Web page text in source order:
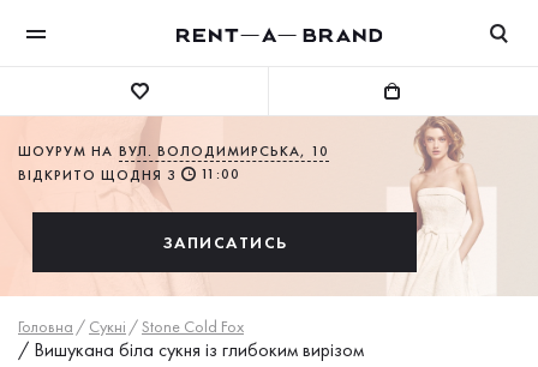
ШОУРУМ НА ВУЛ. ВОЛОДИМИРСЬКА, 10
ВІДКРИТО ЩОДНЯ З
11:00
ЗАПИСАТИСЬ
Головна / Сукнi /Stone Cold Fox
/ Вишукана біла сукня із глибоким вирізом